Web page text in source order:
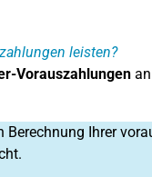
leisten?
Vorauszahlungenan
Ihrer